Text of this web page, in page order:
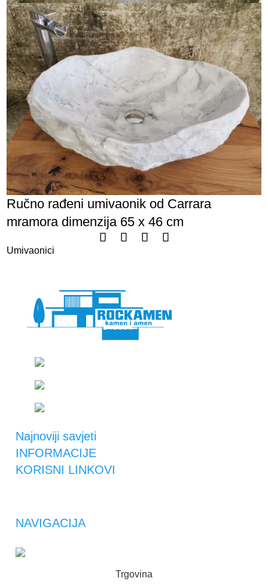
Ručno rađeni umivaonik od Carrara
mramora dimenzija 65 x 46 cm
Umivaonici
Najnoviji savjeti
INFORMACIJE
KORISNI LINKOVI
NAVIGACIJA
Trgovina